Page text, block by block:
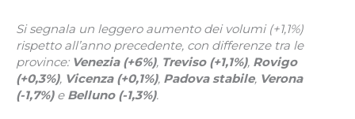
Si segnala un leggero aumento dei volumi (+1,1%)
rispetto all’anno precedente, con differenze tra le
province: Venezia (+6%), Treviso (+1,1%), Rovigo
(+0,3%), Vicenza (+0,1%), Padova stabile, Verona
(-1,7%) e Belluno (-1,3%).